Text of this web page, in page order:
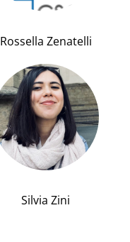
Rossella Zenatelli
Silvia Zini